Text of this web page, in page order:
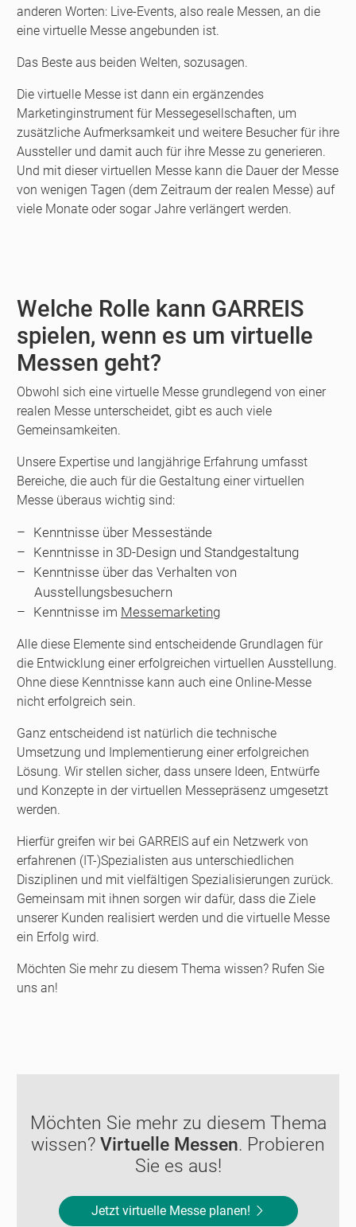
anderen Worten: Live-Events, also reale Messen, an die
eine virtuelle Messe angebunden ist.
Das Beste aus beiden Welten, sozusagen.
Die virtuelle Messe ist dann ein ergänzendes
Marketinginstrument für Messegesellschaften, um
zusätzliche Aufmerksamkeit und weitere Besucher für ihre
Aussteller und damit auch für ihre Messe zu generieren.
Und mit dieser virtuellen Messe kann die Dauer der Messe
von wenigen Tagen (dem Zeitraum der realen Messe) auf
viele Monate oder sogar Jahre verlängert werden.
Welche Rolle kann GARREIS
spielen, wenn es um virtuelle
Messen geht?
Obwohl sich eine virtuelle Messe grundlegend von einer
realen Messe unterscheidet, gibt es auch viele
Gemeinsamkeiten.
Unsere Expertise und langjährige Erfahrung umfasst
Bereiche, die auch für die Gestaltung einer virtuellen
Messe überaus wichtig sind:
Kenntnisse über Messestände
Kenntnisse in 3D-Design und Standgestaltung
Kenntnisse über das Verhalten von
Ausstellungsbesuchern
Kenntnisse im Messemarketing
Alle diese Elemente sind entscheidende Grundlagen für
die Entwicklung einer erfolgreichen virtuellen Ausstellung.
Ohne diese Kenntnisse kann auch eine Online-Messe
nicht erfolgreich sein.
Ganz entscheidend ist natürlich die technische
Umsetzung und Implementierung einer erfolgreichen
Lösung. Wir stellen sicher, dass unsere Ideen, Entwürfe
und Konzepte in der virtuellen Messepräsenz umgesetzt
werden.
Hierfür greifen wir bei GARREIS auf ein Netzwerk von
erfahrenen (IT-)Spezialisten aus unterschiedlichen
Disziplinen und mit vielfältigen Spezialisierungen zurück.
Gemeinsam mit ihnen sorgen wir dafür, dass die Ziele
unserer Kunden realisiert werden und die virtuelle Messe
ein Erfolg wird.
Möchten Sie mehr zu diesem Thema wissen? Rufen Sie
uns an!
Möchten Sie mehr zu diesem Thema
wissen? Virtuelle Messen. Probieren
Sie es aus!
Jetzt virtuelle Messe planen!